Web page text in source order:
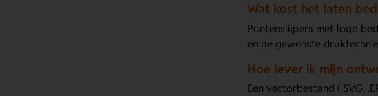
Wat kost het laten
Puntenslijpers met logo
en de gewenste
Hoe lever ik mijn
Een vectorbestand (.SVG,